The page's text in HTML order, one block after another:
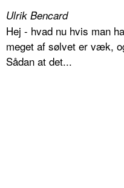
Ulrik Bencard
Hej - hvad nu hvis man
meget af sølvet er væk,
Sådan at det...